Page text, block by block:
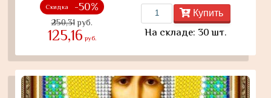
Скидка -50%
250,31руб.
125,16 руб.
Купить
На складе: 30 шт.